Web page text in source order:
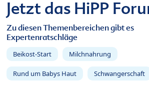
Jetzt das HiPP
Zu diesen Themenbereichen gibt es
Expertenratschläge
Beikost-Start Milchnahrung
Rund um Babys Haut Schwangerschaft